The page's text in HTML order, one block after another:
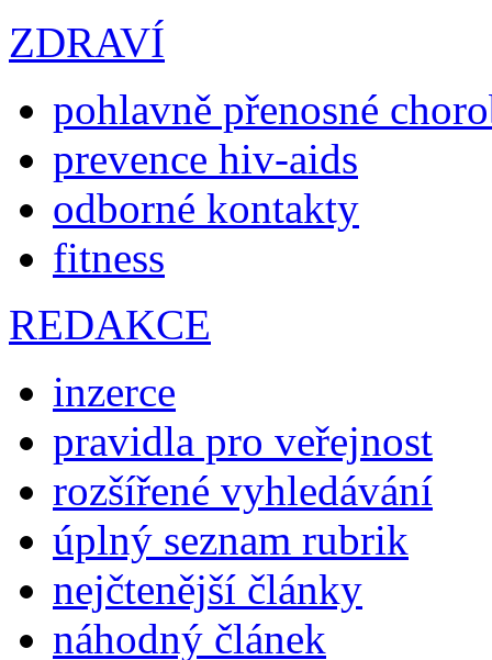
ZDRAVÍ
pohlavně přenosné
prevence hiv-aids
odborné kontakty
fitness
REDAKCE
inzerce
pravidla pro veřejnost
rozšířené vyhledávání
úplný seznam rubrik
nejčtenější články
náhodný článek